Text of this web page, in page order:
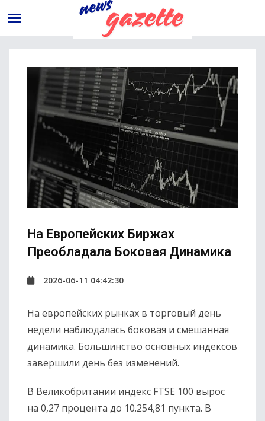
На Европейских Биржах
Преобладала Боковая Динамика
2026-06-11 04:42:30
На европейских рынках в торговый день
недели наблюдалась боковая и смешанная
динамика. Большинство основных индексов
завершили день без изменений.
В Великобритании индекс FTSE 100 вырос
на 0,27 процента до 10.254,81 пункта. В